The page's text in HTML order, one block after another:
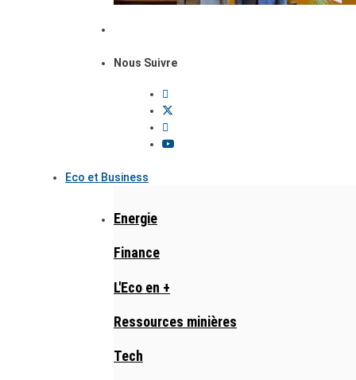
Nous Suivre
Eco et Business
Energie
Finance
L'Eco en +
Ressources minières
Tech